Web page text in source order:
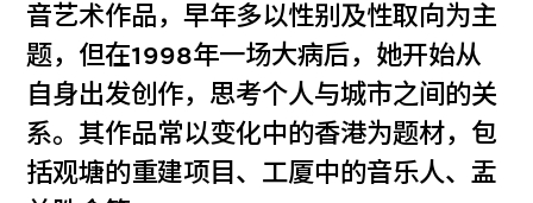
音艺术作品，早年多以性别及性取向为主
题，但在1998年一场大病后，她开始从
自身出发创作，思考个人与城市之间的关
系。其作品常以变化中的香港为题材，包
括观塘的重建项目、工厦中的音乐人、盂